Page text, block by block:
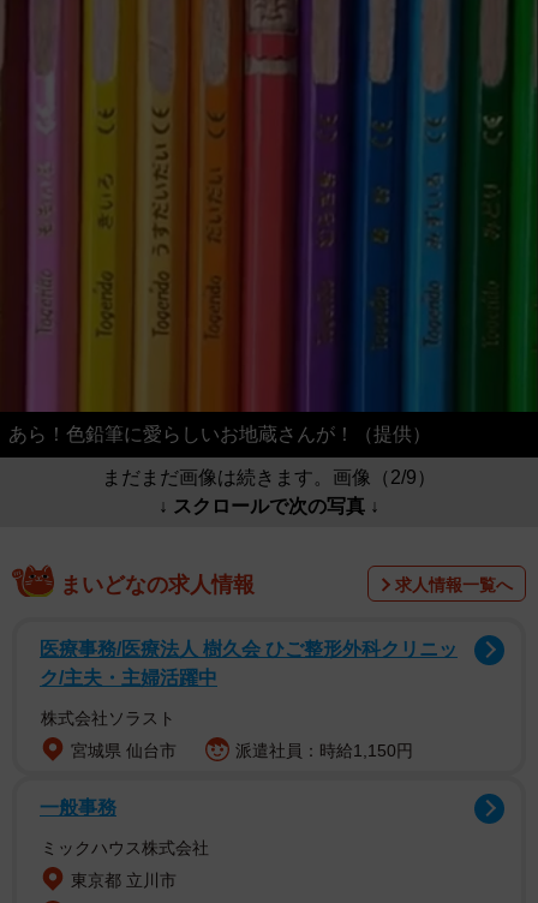
あら！色鉛筆に愛らしいお地蔵さんが！（提供）
まだまだ画像は続きます。画像（2/9）
↓ スクロールで次の写真 ↓
まいどなの求人情報 求人情報一覧へ
医療事務/医療法人 樹久会 ひご整形外科クリニッ
ク/主夫・主婦活躍中
株式会社ソラスト
宮城県 仙台市
派遣社員：時給1,150円
一般事務
ミックハウス株式会社
東京都 立川市